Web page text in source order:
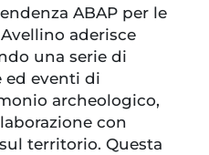
ABAP per le
aderisce
una serie di
ed eventi di
archeologico,
con
territorio. Questa